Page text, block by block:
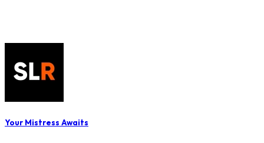
Your Mistress Awaits